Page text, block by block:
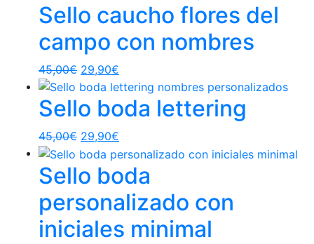
Sello caucho flores del
campo con nombres
45,00€ 29,90€
Sello boda lettering
45,00€ 29,90€
Sello boda
personalizado con
iniciales minimal